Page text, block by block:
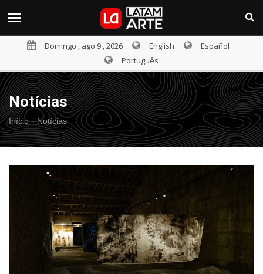
Domingo , ago 9 , 2026 English
Español
Português
Notícias
Início- Notícias